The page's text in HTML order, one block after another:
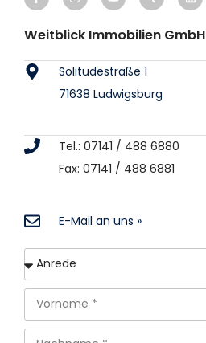
Weitblick Immobilien GmbH
Solitudestraße 1
71638 Ludwigsburg
Tel.: 07141 / 488 6880
Fax: 07141 / 488 6881
E-Mail an uns »